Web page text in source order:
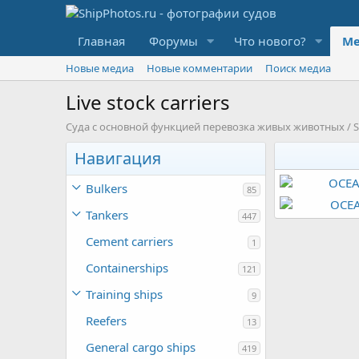
Главная Форумы Что нового?
Новые медиа Новые комментарии Поиск медиа
Live stock carriers
Суда с основной функцией перевозка живых животных /
Навигация
Bulkers 85
Tankers 447
Cement carriers 1
Containerships 121
Training ships 9
Reefers 13
General cargo ships 419
OCEAN
30
OCEAN